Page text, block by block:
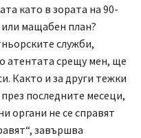
като в зората на 90-
мащабен план?
служби,
атентата срещу мен, ще
Както и за други тежки
последните месеци,
органи не се справят
завършва